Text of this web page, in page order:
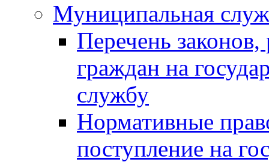
Муниципальная
Перечень
граждан на
службу
Нормативные
поступление на